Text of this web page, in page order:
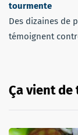
tourmente
Des dizaines de
témoignent
Ça vient